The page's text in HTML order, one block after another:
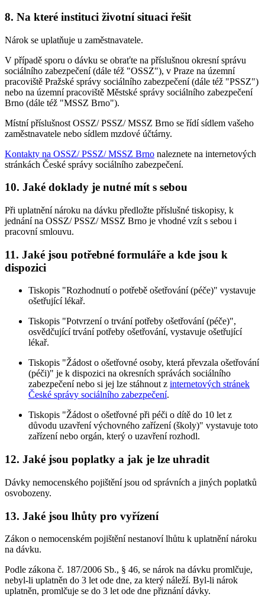
8. Na které instituci životní situaci řešit
Nárok se uplatňuje u zaměstnavatele.
V případě sporu o dávku se obraťte na příslušnou okresní správu
sociálního zabezpečení (dále též "OSSZ"), v Praze na územní
pracoviště Pražské správy sociálního zabezpečení (dále též "PSSZ")
nebo na územní pracoviště Městské správy sociálního zabezpečení
Brno (dále též "MSSZ Brno").
Místní příslušnost OSSZ/ PSSZ/ MSSZ Brno se řídí sídlem vašeho
zaměstnavatele nebo sídlem mzdové účtárny.
Kontakty na OSSZ/ PSSZ/ MSSZ Brno naleznete na internetových
stránkách České správy sociálního zabezpečení.
10. Jaké doklady je nutné mít s sebou
Při uplatnění nároku na dávku předložte příslušné tiskopisy, k
jednání na OSSZ/ PSSZ/ MSSZ Brno je vhodné vzít s sebou i
pracovní smlouvu.
11. Jaké jsou potřebné formuláře a kde jsou k
dispozici
Tiskopis "Rozhodnutí o potřebě ošetřování (péče)" vystavuje
ošetřující lékař.
Tiskopis "Potvrzení o trvání potřeby ošetřování (péče)",
osvědčující trvání potřeby ošetřování, vystavuje ošetřující
lékař.
Tiskopis "Žádost o ošetřovné osoby, která převzala ošetřování
(péči)" je k dispozici na okresních správách sociálního
zabezpečení nebo si jej lze stáhnout z internetových stránek
České správy sociálního zabezpečení.
Tiskopis "Žádost o ošetřovné při péči o dítě do 10 let z
důvodu uzavření výchovného zařízení (školy)" vystavuje toto
zařízení nebo orgán, který o uzavření rozhodl.
12. Jaké jsou poplatky a jak je lze uhradit
Dávky nemocenského pojištění jsou od správních a jiných poplatků
osvobozeny.
13. Jaké jsou lhůty pro vyřízení
Zákon o nemocenském pojištění nestanoví lhůtu k uplatnění nároku
na dávku.
Podle zákona č. 187/2006 Sb., § 46, se nárok na dávku promlčuje,
nebyl-li uplatněn do 3 let ode dne, za který náleží. Byl-li nárok
uplatněn, promlčuje se do 3 let ode dne přiznání dávky.